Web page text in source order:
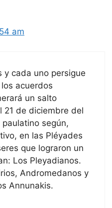
am
y cada uno persigue
acuerdos
un salto
21 de diciembre del
según,
en las Pléyades
que lograron un
Los Pleyadianos.
Andromedanos y
Annunakis.